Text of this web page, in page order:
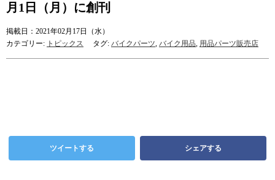
月1日（月）に創刊
掲載日：2021年02月17日（水）
カテゴリー: トピックス タグ: バイクパーツ, バイク用品, 用品パーツ販売店
ツイートする シェアする